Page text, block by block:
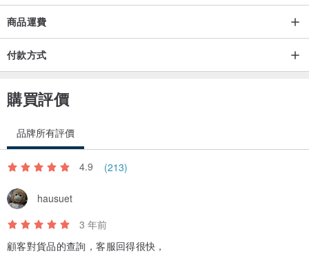
商品運費
付款方式
購買評價
品牌所有評價
4.9 (213)
hausuet
3 年前
顧客對貨品的查詢，客服回得很快，